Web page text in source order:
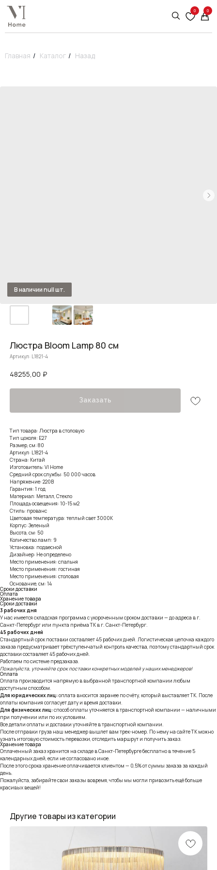
0 0
Главная / Каталог / Назад
Люстра Bloom Lamp 80 см
Артикул: L1821-4
48255,00 ₽
Заказать
Тип товара: Люстра в столовую
Тип цоколя: E27
Размер, см: 80
Артикул: L1821-4
Страна: Китай
Изготовитель: VI Home
Средний срок службы: 50 000 часов
Напряжение: 220В
Гарантия: 1 год
Материал: Металл, Стекло
Площадь освещения: 10-15 м2
Стиль: прованс
Цветовая температура: теплый свет 3000К
Корпус: Зеленый
Высота, см: 50
Количество ламп: 9
Установка: подвесной
Дизайнер: Не определено
Место применения: спальня
Место применения: гостиная
Место применения: столовая
Основание, см: 14
Сроки доставки
Оплата
Хранение товара
Сроки доставки
3 рабочих дня
У нас имеется складская программа с укороченным сроком доставки — до адреса в г.
Санкт-Петербург или пункта приёма ТК в г. Санкт-Петербург.
45 рабочих дней
Стандартный срок поставки составляет 45 рабочих дней. Логистическая цепочка каждого
заказа предусматривает трёхступенчатый контроль качества, поэтому стандартный срок
доставки составляет 45 рабочих дней.
Работаем по системе предзаказа.
Пожалуйста, уточняйте срок поставки конкретных моделей у наших менеджеров!
Оплата
Оплата производится напрямую в выбранной транспортной компании любым
доступным способом.
Для юридических лиц: оплата вносится заранее по счёту, который выставляет ТК. После
оплаты компания согласует дату и время доставки.
Для физических лиц: способ оплаты уточняется в транспортной компании — наличными
при получении или по их условиям.
Все детали оплаты и доставки уточняйте в транспортной компании.
После отправки груза наш менеджер вышлет вам трек-номер. По нему на сайте ТК можно
узнать итоговую стоимость перевозки, отследить маршрут и получить заказ.
Хранение товара
Оплаченный заказ хранится на складе в Санкт-Петербурге бесплатно в течение 5
календарных дней, если не согласовано иное.
После этого срока хранение оплачивается клиентом — 0,5% от суммы заказа за каждый
день.
Пожалуйста, забирайте свои заказы вовремя, чтобы мы могли привозить ещё больше
красивых вещей!
Другие товары из категории